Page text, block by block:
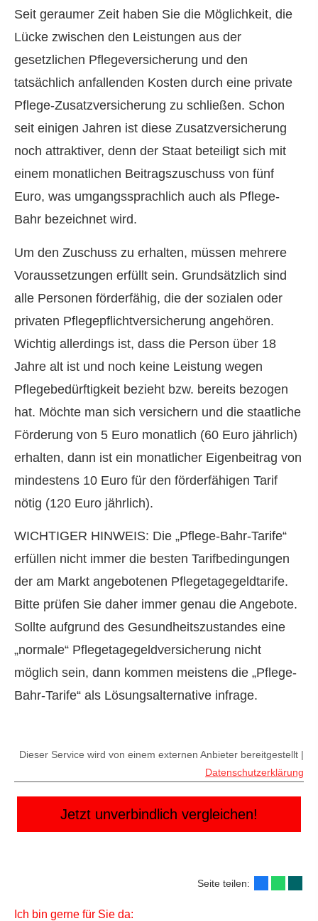
Seit geraumer Zeit haben Sie die Möglichkeit, die
Lücke zwischen den Leistungen aus der
gesetzlichen Pflege­ver­si­che­rung und den
tatsächlich anfallenden Kosten durch eine private
Pflege-Zusatzversicherung zu schließen. Schon
seit einigen Jahren ist diese Zusatzversicherung
noch attraktiver, denn der Staat beteiligt sich mit
einem monatlichen Beitragszuschuss von fünf
Euro, was umgangssprachlich auch als Pflege-
Bahr bezeichnet wird.
Um den Zuschuss zu erhalten, müssen mehrere
Voraussetzungen erfüllt sein. Grundsätzlich sind
alle Per­sonen förderfähig, die der sozialen oder
privaten Pflegepflichtversicherung angehören.
Wichtig allerdings ist, dass die Person über 18
Jahre alt ist und noch keine Leistung wegen
Pflegebedürftigkeit bezieht bzw. bereits bezogen
hat. Möchte man sich ver­sichern und die staatliche
Förderung von 5 Euro monatlich (60 Euro jährlich)
erhalten, dann ist ein monatlicher Eigenbeitrag von
mindestens 10 Euro für den förderfähigen Tarif
nötig (120 Euro jährlich).
WICHTIGER HINWEIS: Die „Pflege-Bahr-Tarife“
erfüllen nicht immer die besten Tarifbedingungen
der am Markt angebotenen Pflegetagegeldtarife.
Bitte prüfen Sie daher immer genau die Angebote.
Sollte aufgrund des Gesundheitszustandes eine
„normale“ Pflegetagegeldversicherung nicht
möglich sein, dann kommen meistens die „Pflege-
Bahr-Tarife“ als Lösungsalternative infrage.
Dieser Service wird von einem externen Anbieter bereitgestellt |
Datenschutzerklärung
Jetzt unverbindlich vergleichen!
Seite teilen:
Ich bin gerne für Sie da: